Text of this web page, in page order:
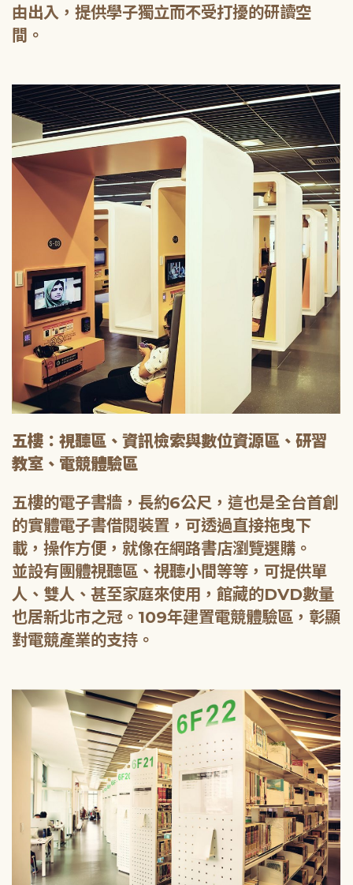
由出入，提供學子獨立而不受打擾的研讀空
間。
五樓：視聽區、資訊檢索與數位資源區、研習
教室、電競體驗區
五樓的電子書牆，長約6公尺，這也是全台首創
的實體電子書借閱裝置，可透過直接拖曳下
載，操作方便，就像在網路書店瀏覽選購。
並設有團體視聽區、視聽小間等等，可提供單
人、雙人、甚至家庭來使用，館藏的DVD數量
也居新北市之冠。109年建置電競體驗區，彰顯
對電競產業的支持。